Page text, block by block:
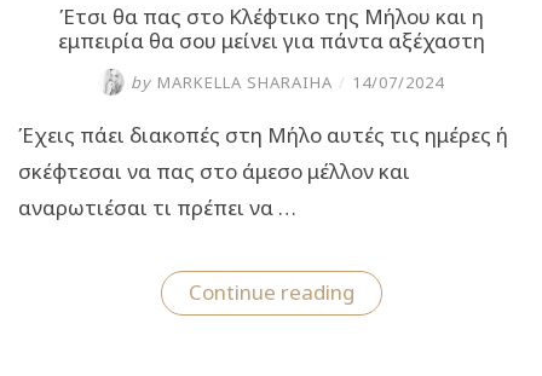
Έτσι θα πας στο Κλέφτικο της Μήλου και η
εμπειρία θα σου μείνει για πάντα αξέχαστη
by MARKELLA SHARAIHA / 14/07/2024
Έχεις πάει διακοπές στη Μήλο αυτές τις ημέρες ή
σκέφτεσαι να πας στο άμεσο μέλλον και
αναρωτιέσαι τι πρέπει να …
Continue reading“Έτσι
θα